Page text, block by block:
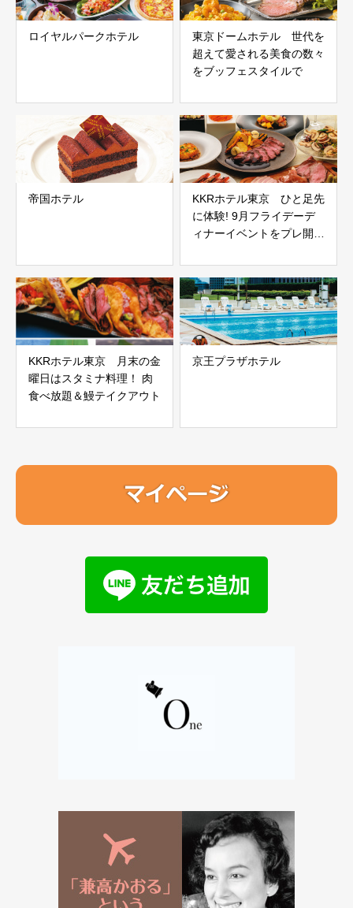
ロイヤルパークホテル
東京ドームホテル 世代を
超えて愛される美食の数々
をブッフェスタイルで
帝国ホテル
KKRホテル東京 ひと足先
に体験! 9月フライデーデ
ィナーイベントをプレ開
KKRホテル東京 月末の金
曜日はスタミナ料理！ 肉
食べ放題＆鰻テイクアウト
京王プラザホテル